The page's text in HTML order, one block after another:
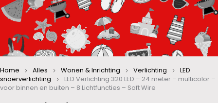
Home Alles Wonen & Inrichting Verlichting
LED
snoerverlichting
LED Verlichting 320 LED – 24 meter – multicolor –
voor binnen en buiten – 8 Lichtfuncties – Soft Wire